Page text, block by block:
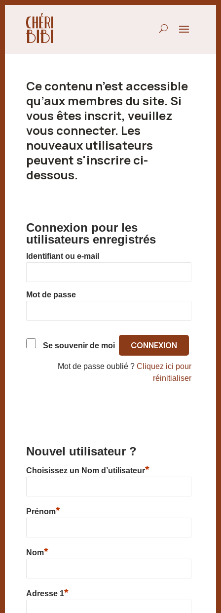
Ce contenu n’est accessible
qu’aux membres du site. Si
vous êtes inscrit, veuillez
vous connecter. Les
nouveaux utilisateurs
peuvent s'inscrire ci-
dessous.
Connexion pour les
utilisateurs enregistrés
Identifiant ou e-mail
Mot de passe
Se souvenir de moi
Mot de passe oublié ?Cliquez ici pour
réinitialiser
Nouvel utilisateur ?
Choisissez un Nom d’utilisateur*
Prénom*
Nom*
Adresse 1*